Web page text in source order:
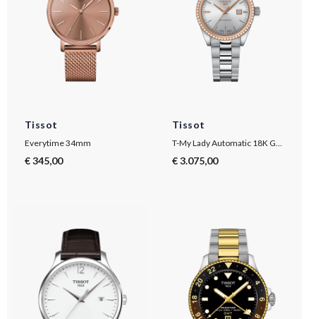
Tissot
Everytime 34mm
€ 345,00
Tissot
€ 3.075,00